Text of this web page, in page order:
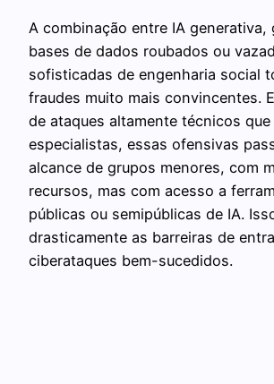
A combinação entre IA generativa,
bases de dados roubados ou
sofisticadas de engenharia social
fraudes muito mais convincentes.
de ataques altamente técnicos que
especialistas, essas ofensivas
alcance de grupos menores, com
recursos, mas com acesso a
públicas ou semipúblicas de IA.
drasticamente as barreiras de
ciberataques bem-sucedidos.